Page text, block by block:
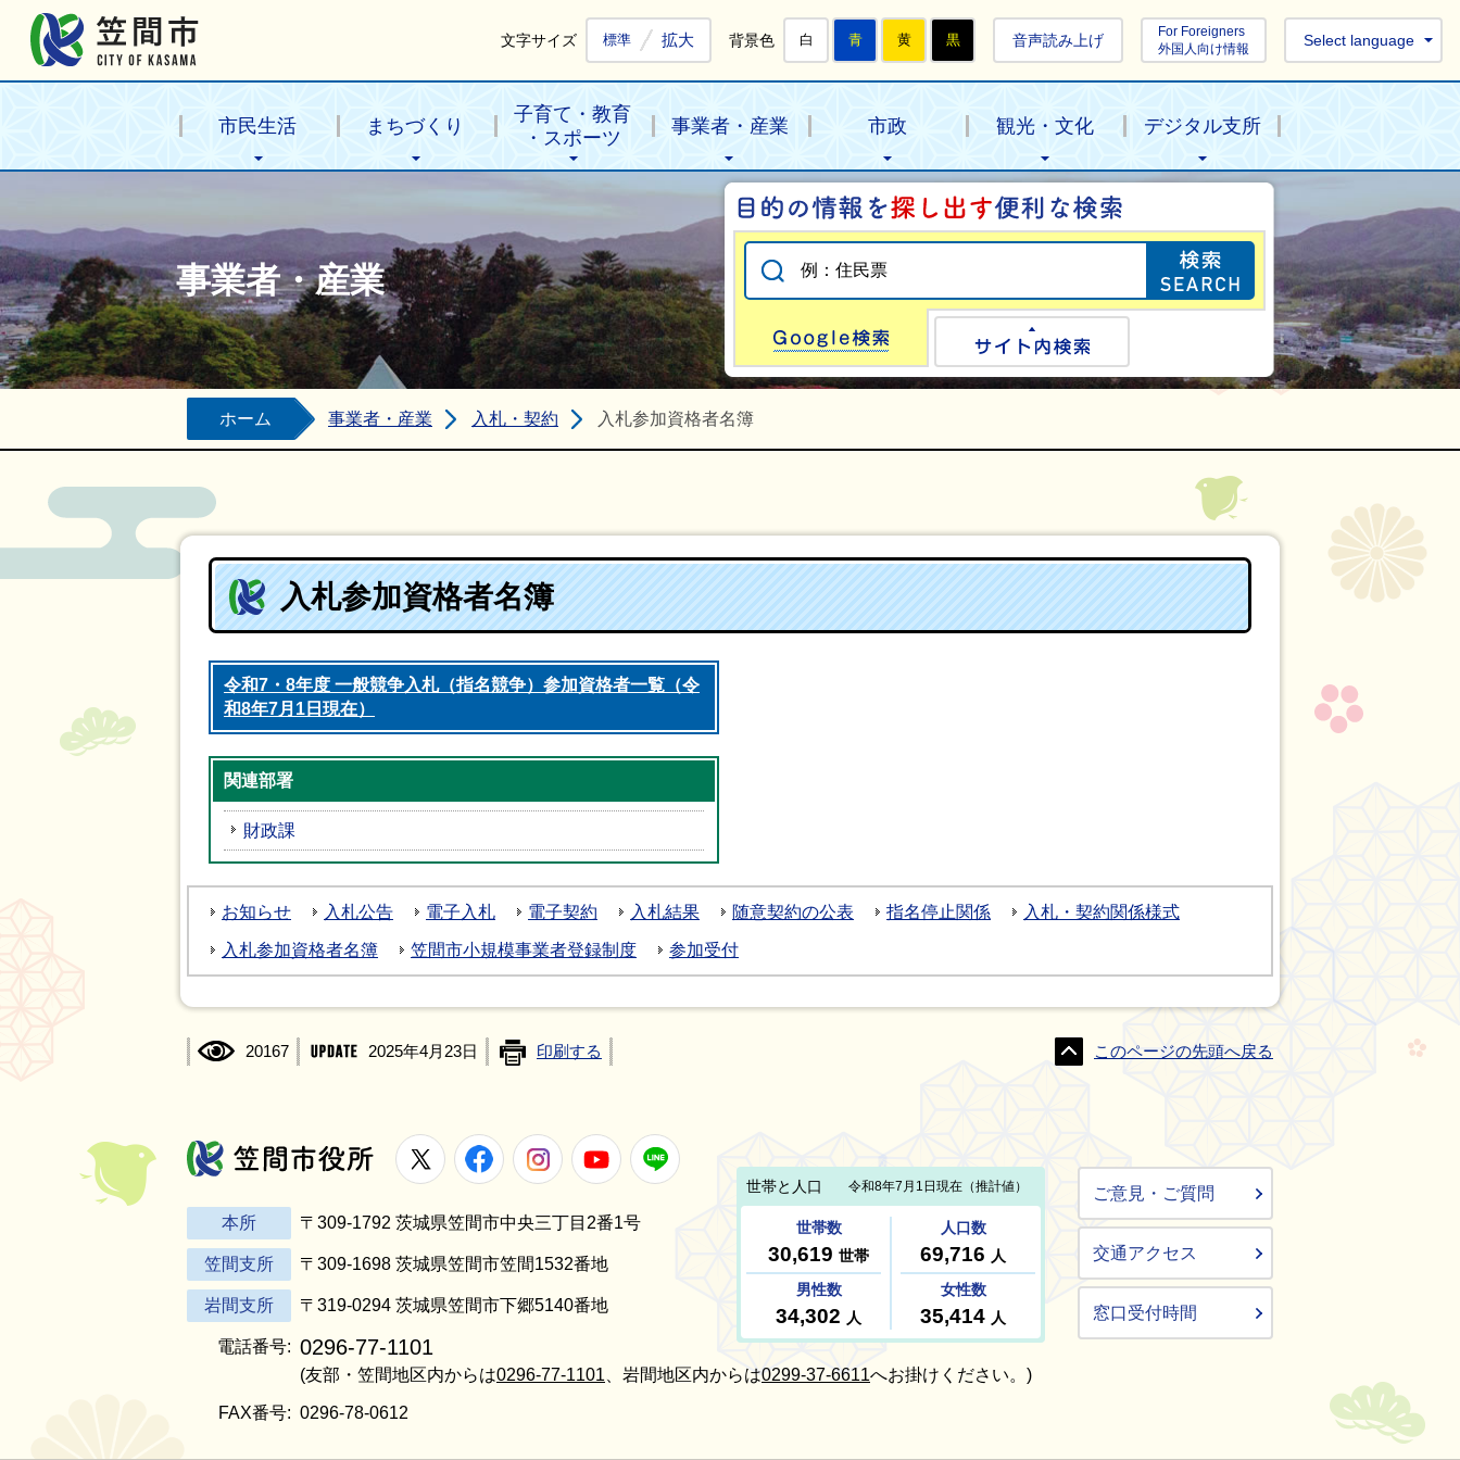
文字サイズ 標準 拡大 背景色 白 青 黄 黒 音声読み上げ
For Foreigners
外国人向け情報
Select language
市民生活 まちづくり
子育て・教育
・スポーツ
事業者・産業 市政 観光・文化 デジタル支所
事業者・産業
目的の情報を探
Google検索
ホーム 事業者・産業 入札・契約 入札参加資格者名簿
入札参加資格者名簿
令和7・8年度 一般競争入札（指名競争）参加資格者一覧（令
和8年7月1日現在）
関連部署
財政課
お知らせ 入札公告 電子入札 電子契約 入札結果 随意契約の公表 指名停止関係 入札・契約関係様式
入札参加資格者名簿 笠間市小規模事業者登録制度 参加受付
20167 2025年4月23日 印刷する このページの先頭へ戻る
笠間市役所
X FacebookInstagramYoutube
本所 〒309-1792 茨城県笠間市中央三丁目2番1号
笠間支所 〒309-1698 茨城県笠間市笠間1532番地
岩間支所 〒319-0294 茨城県笠間市下郷5140番地
電話番号: 0296-77-1101
(友部・笠間地区内からは0296-77-1101 、岩間地区内からは0299-37-6611へお掛けください。)
FAX番号: 0296-78-0612
ご意見・ご質問
交通アクセス
窓口受付時間